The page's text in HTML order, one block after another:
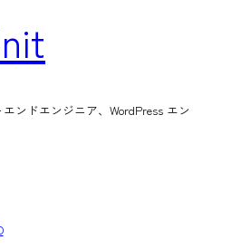
ンドエンジニア、WordPress エン